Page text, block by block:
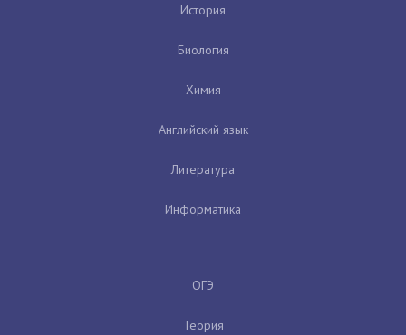
История
Биология
Химия
Английский язык
Литература
Информатика
ОГЭ
Теория